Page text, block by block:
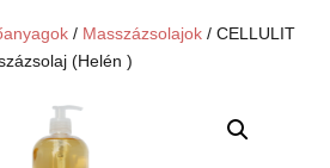
/ Masszázsolajok/ CELLULIT
(Helén )